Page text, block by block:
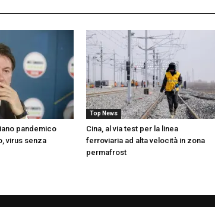
pandemico
virus senza
Top News
Cina, al via test per la linea
ferroviaria ad alta velocità in zona
permafrost